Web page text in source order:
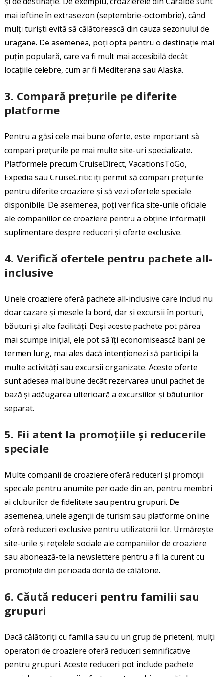
mai ieftine în extrasezon (septembrie-octombrie), când
mulți turiști evită să călătorească din cauza sezonului de
uragane. De asemenea, poți opta pentru o destinație mai
puțin populară, care va fi mult mai accesibilă decât
locațiile celebre, cum ar fi Mediterana sau Alaska.
3. Compară prețurile pe diferite
platforme
Pentru a găsi cele mai bune oferte, este important să
compari prețurile pe mai multe site-uri specializate.
Platformele precum CruiseDirect, VacationsToGo,
Expedia sau CruiseCritic îți permit să compari prețurile
pentru diferite croaziere și să vezi ofertele speciale
disponibile. De asemenea, poți verifica site-urile oficiale
ale companiilor de croaziere pentru a obține informații
suplimentare despre reduceri și oferte exclusive.
4. Verifică ofertele pentru pachete all-
inclusive
Unele croaziere oferă pachete all-inclusive care includ nu
doar cazare și mesele la bord, dar și excursii în porturi,
băuturi și alte facilități. Deși aceste pachete pot părea
mai scumpe inițial, ele pot să îți economisească bani pe
termen lung, mai ales dacă intenționezi să participi la
multe activități sau excursii organizate. Aceste oferte
sunt adesea mai bune decât rezervarea unui pachet de
bază și adăugarea ulterioară a excursiilor și băuturilor
separat.
5. Fii atent la promoțiile și reducerile
speciale
Multe companii de croaziere oferă reduceri și promoții
speciale pentru anumite perioade din an, pentru membri
ai cluburilor de fidelitate sau pentru grupuri. De
asemenea, unele agenții de turism sau platforme online
oferă reduceri exclusive pentru utilizatorii lor. Urmărește
site-urile și rețelele sociale ale companiilor de croaziere
sau abonează-te la newslettere pentru a fi la curent cu
promoțiile din perioada dorită de călătorie.
6. Căută reduceri pentru familii sau
grupuri
Dacă călătoriți cu familia sau cu un grup de prieteni, mulți
operatori de croaziere oferă reduceri semnificative
pentru grupuri. Aceste reduceri pot include pachete